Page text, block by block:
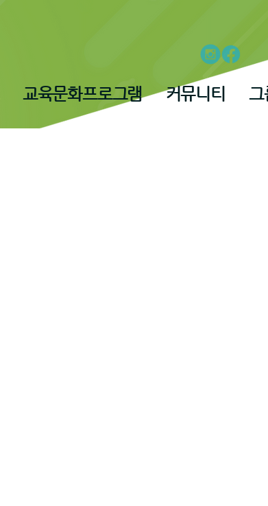
교육문화프로그램 커뮤니티 그